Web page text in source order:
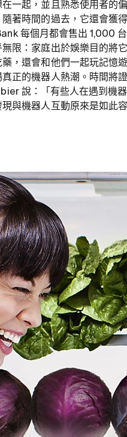
在一起，並且熟悉使用者的
隨著時間的過去，它還會獲
每個月都會售出 1,000
無限：家庭出於娛樂目的將
，還會和他們一起玩記憶
正的機器人熱潮。時間將
說：「有些人在遇到機
與機器人互動原來是如此